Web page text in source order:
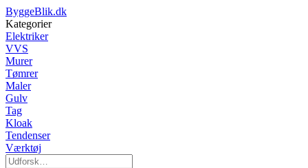
ByggeBlik.dk
Kategorier
Elektriker
VVS
Murer
Tømrer
Maler
Gulv
Tag
Kloak
Tendenser
Værktøj